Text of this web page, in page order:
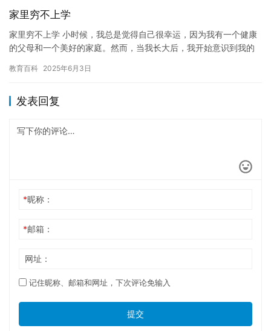
家里穷不上学
家里穷不上学 小时候，我总是觉得自己很幸运，因为我有一个健康
的父母和一个美好的家庭。然而，当我长大后，我开始意识到我的
是…
教育百科 2025年6月3日
发表回复
*昵称：
*邮箱：
网址：
记住昵称、邮箱和网址，下次评论免输入
提交